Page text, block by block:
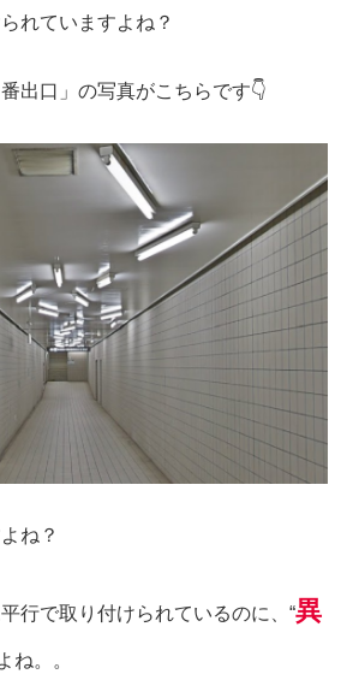
れていますよね？
出口」の写真がこちらです👇
ね？
行で取り付けられているのに、“異
ね。。